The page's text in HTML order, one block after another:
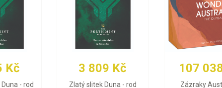
Kč
- rod
3 809 Kč
Zlatý slitek Duna - rod
107
Zázraky